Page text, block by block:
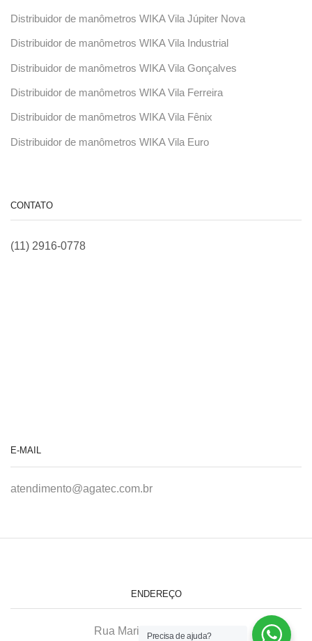
Distribuidor de manômetros WIKA Vila Júpiter Nova
Distribuidor de manômetros WIKA Vila Industrial
Distribuidor de manômetros WIKA Vila Gonçalves
Distribuidor de manômetros WIKA Vila Ferreira
Distribuidor de manômetros WIKA Vila Fênix
Distribuidor de manômetros WIKA Vila Euro
CONTATO
(11) 2916-0778
E-MAIL
atendimento@agatec.com.br
ENDEREÇO
Rua Maria Afonso, 166-A
Precisa de ajuda?